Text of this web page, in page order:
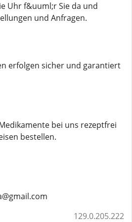
Uhr f&uuml;r Sie da und
und Anfragen.
erfolgen sicher und garantiert
bei uns rezeptfrei
bestellen.
129.0.205.222